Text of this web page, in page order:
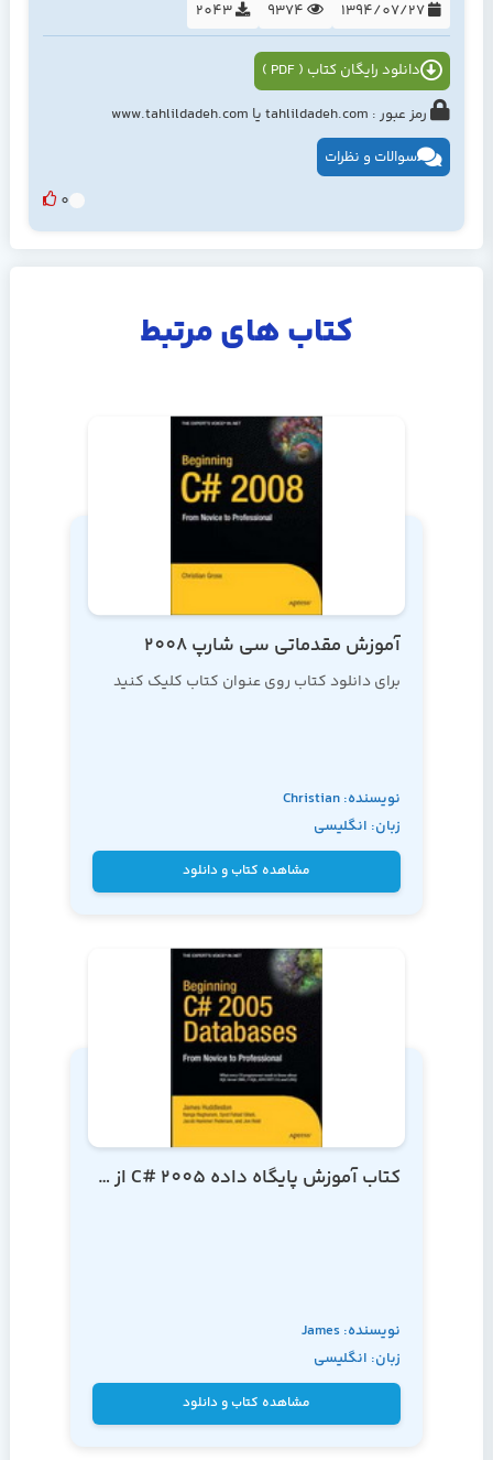
1394/07/27
2043
دانلود رایگان کتاب ( PDF )
رمز عبور : tahlildadeh.com یا www.tahlildadeh.com
سوالات و نظرات
0
کتاب های مرتبط
آموزش مقدماتی سی شارپ 2008
برای دانلود کتاب روی عنوان کتاب کلیک کنید
نویسنده: Christian
Gross
زبان: انگلیسی
مشاهده کتاب و دانلود
کتاب آموزش پایگاه داده C# 2005 از مقدماتی تا پیشرفته
نویسنده: James
Huddleston
زبان: انگلیسی
مشاهده کتاب و دانلود